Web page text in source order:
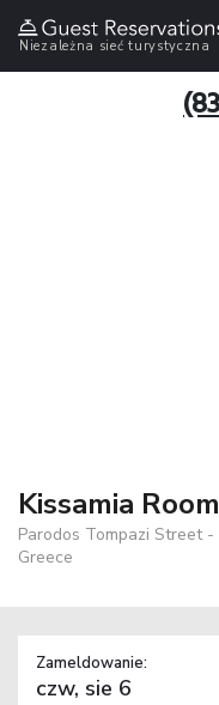
Niezależna sieć turystyczna
Kissamia
Parodos Tompazi Street
Greece
Zameldowanie: